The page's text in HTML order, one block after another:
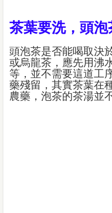
茶葉要洗，頭泡
頭泡茶是否能喝取決
或烏龍茶，應先用沸
等，並不需要這道工
藥殘留，其實茶葉在
農藥，泡茶的茶湯並